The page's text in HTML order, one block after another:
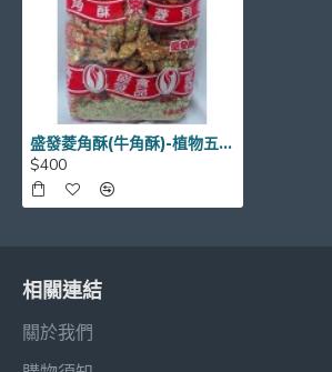
盛發菱角酥(牛角酥)-植物五辛素
$400
相關連結
關於我們